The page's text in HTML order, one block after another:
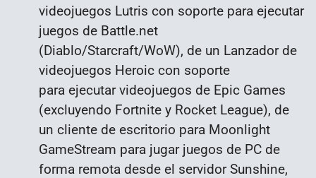
videojuegos Lutris con soporte para ejecutar
juegos de Battle.net
(Diablo/Starcraft/WoW), de un Lanzador de
videojuegos Heroic con soporte
para ejecutar videojuegos de Epic Games
(excluyendo Fortnite y Rocket League), de
un cliente de escritorio para Moonlight
GameStream para jugar juegos de PC de
forma remota desde el servidor Sunshine,